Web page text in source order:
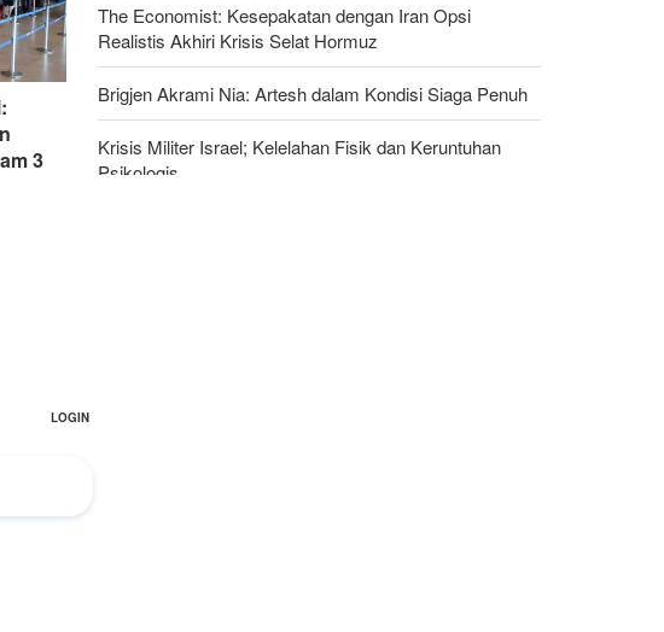
3
The Economist: Kesepakatan dengan Iran Opsi
Realistis Akhiri Krisis Selat Hormuz
Brigjen Akrami Nia: Artesh dalam Kondisi Siaga Penuh
Krisis Militer Israel; Kelelahan Fisik dan Keruntuhan
Psikologis